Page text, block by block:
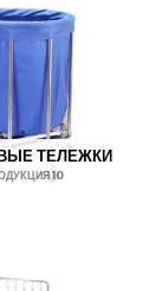
ТЕЛЕЖКИ
10